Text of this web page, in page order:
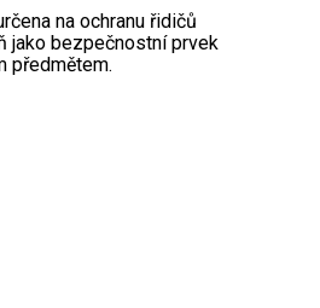
na ochranu řidičů
jako bezpečnostní prvek
předmětem.